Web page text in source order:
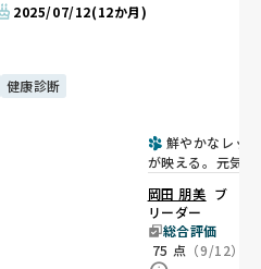
2025/07/12(12か月)
健康診断
鮮やかなレッド
が映える。元気で
💙
岡田 朋美 ブ
リーダー
総合評価
75 点 （9/12）